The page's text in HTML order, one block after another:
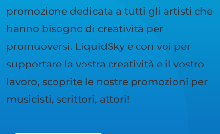
promozione dedicata a tutti gli artisti che
hanno bisogno di creatività per
promuoversi. LiquidSky è con voi per
supportare la vostra creatività e il vostro
lavoro, scoprite le nostre promozioni per
musicisti, scrittori, attori!